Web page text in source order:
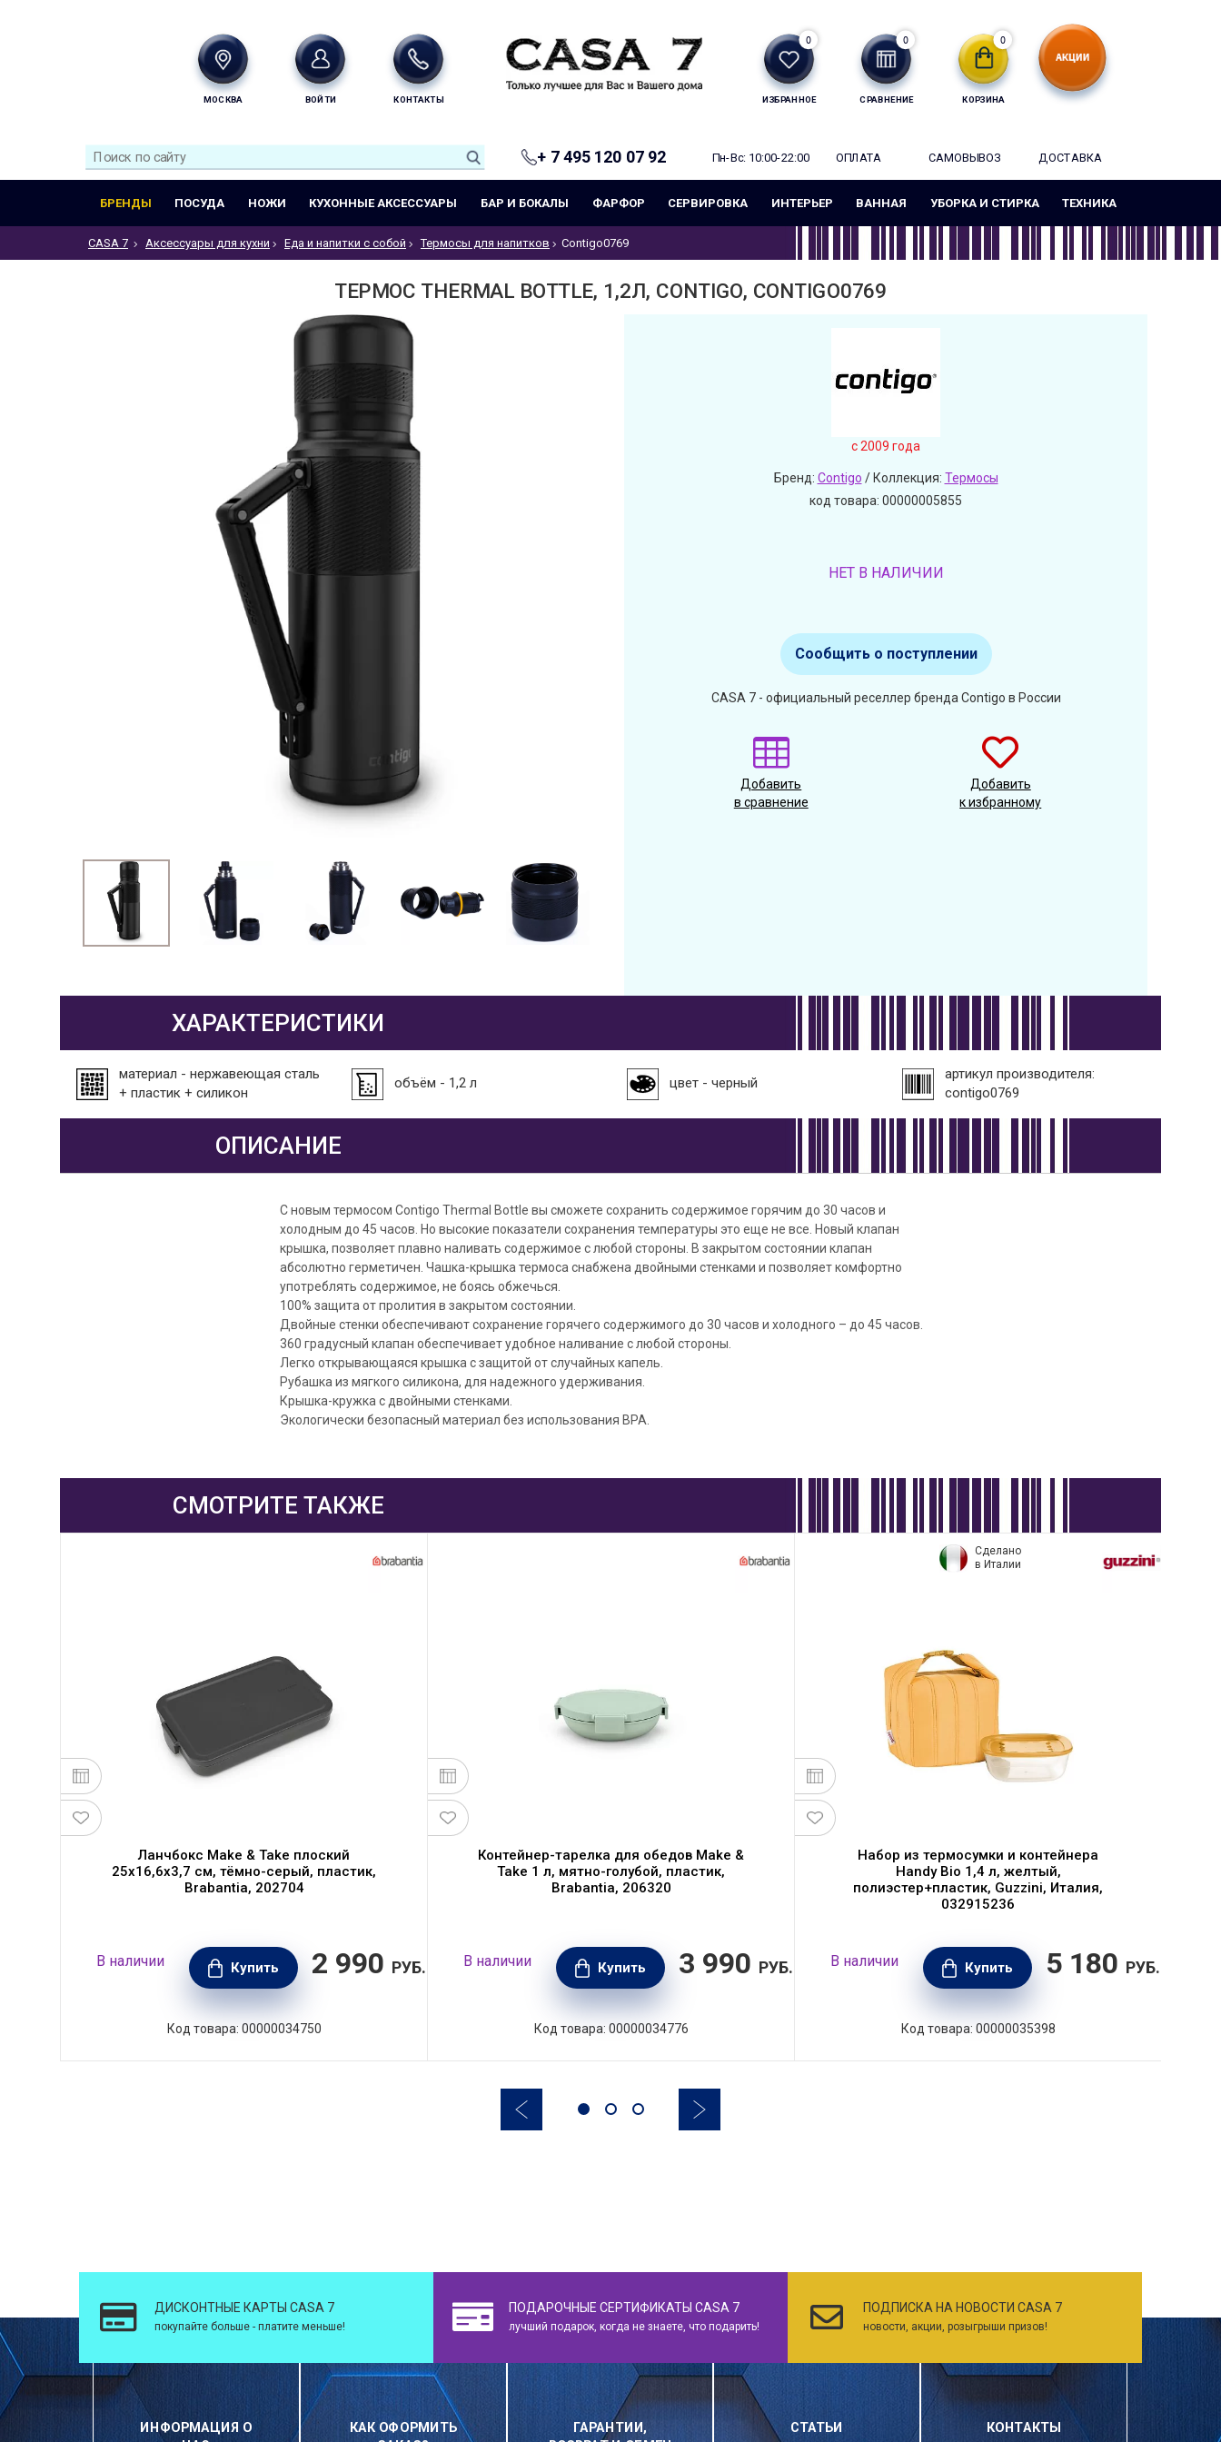
МОСКВА ВОЙТИ КОНТАКТЫ ИЗБРАННОЕ
0
СРАВНЕНИЕ
0
КОРЗИНА
0
+ 7 495 120 07 92 Пн-Вс: 10:00-22:00 ОПЛАТА САМОВЫВОЗ ДОСТАВКА
БРЕНДЫ ПОСУДА НОЖИ КУХОННЫЕ АКСЕССУАРЫ БАР И БОКАЛЫ ФАРФОР СЕРВИРОВКА ИНТЕРЬЕР ВАННАЯ УБОРКА И СТИРКА ТЕХНИКА
CASA 7 Аксессуары для кухни Еда и напитки с собой Термосы для напитков Contigo0769
ТЕРМОС THERMAL BOTTLE, 1,2Л, CONTIGO, CONTIGO0769
c 2009 года
Бренд: Contigo / Коллекция: Термосы
код товара: 00000005855
НЕТ В НАЛИЧИИ
Сообщить о поступлении
CASA 7 - официальный реселлер бренда Contigo в России
Добавить
в сравнение
Добавить
к избранному
ХАРАКТЕРИСТИКИ
материал - нержавеющая сталь
+ пластик + силикон
объём - 1,2 л цвет - черный
артикул производителя:
contigo0769
ОПИСАНИЕ
С новым термосом Contigo Thermal Bottle вы сможете сохранить содержимое горячим до 30 часов и
холодным до 45 часов. Но высокие показатели сохранения температуры это еще не все. Новый клапан
крышка, позволяет плавно наливать содержимое с любой стороны. В закрытом состоянии клапан
абсолютно герметичен. Чашка-крышка термоса снабжена двойными стенками и позволяет комфортно
употреблять содержимое, не боясь обжечься.
100% защита от пролития в закрытом состоянии.
Двойные стенки обеспечивают сохранение горячего содержимого до 30 часов и холодного – до 45 часов.
360 градусный клапан обеспечивает удобное наливание с любой стороны.
Легко открывающаяся крышка с защитой от случайных капель.
Рубашка из мягкого силикона, для надежного удерживания.
Крышка-кружка с двойными стенками.
Экологически безопасный материал без использования BPA.
СМОТРИТЕ ТАКЖЕ
Ланчбокс Make & Take плоский
25х16,6х3,7 см, тёмно-серый, пластик,
Brabantia, 202704
В наличии Купить 2 990 РУБ.
Код товара: 00000034750
Контейнер-тарелка для обедов Make &
Take 1 л, мятно-голубой, пластик,
Brabantia, 206320
В наличии Купить 3 990 РУБ.
Код товара: 00000034776
Сделано
в Италии
Набор из термосумки и контейнера
Handy Bio 1,4 л, желтый,
полиэстер+пластик, Guzzini, Италия,
032915236
В наличии Купить 5 180 РУБ.
Код товара: 00000035398
ДИСКОНТНЫЕ КАРТЫ CASA 7
покупайте больше - платите меньше!
ПОДАРОЧНЫЕ СЕРТИФИКАТЫ CASA 7
лучший подарок, когда не знаете, что подарить!
ПОДПИСКА НА НОВОСТИ CASA 7
новости, акции, розыгрыши призов!
ИНФОРМАЦИЯ О
КАК ОФОРМИТЬ
ГАРАНТИИ,
СТАТЬИ КОНТАКТЫ